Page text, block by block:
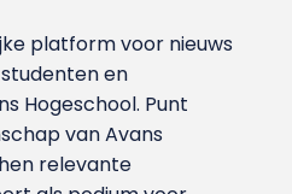
platform voor nieuws
en
Hoge­school. Punt
van Avans
relevante